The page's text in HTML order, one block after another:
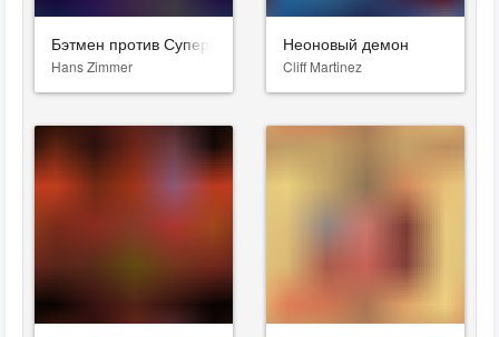
Бэтмен против Супермена: На заре справедливости
Hans Zimmer
Неоновый демон
Cliff Martinez